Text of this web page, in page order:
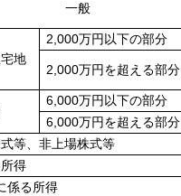
一般
地
2,000万円以下の部分
2,000万円を超える部分
6,000万円以下の部分
6,000万円を超える部分
等、非上場株式等
得
係る所得